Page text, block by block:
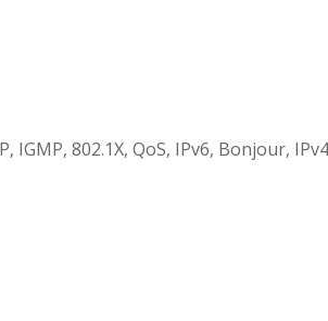
IGMP, 802.1X, QoS, IPv6, Bonjour,